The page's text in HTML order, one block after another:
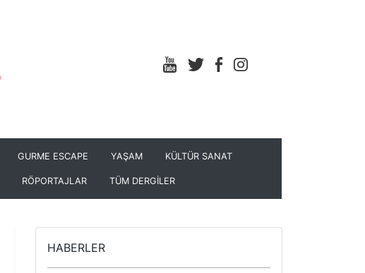
GURME ESCAPE YAŞAM KÜLTÜR SANAT
RÖPORTAJLAR TÜM DERGİLER
HABERLER